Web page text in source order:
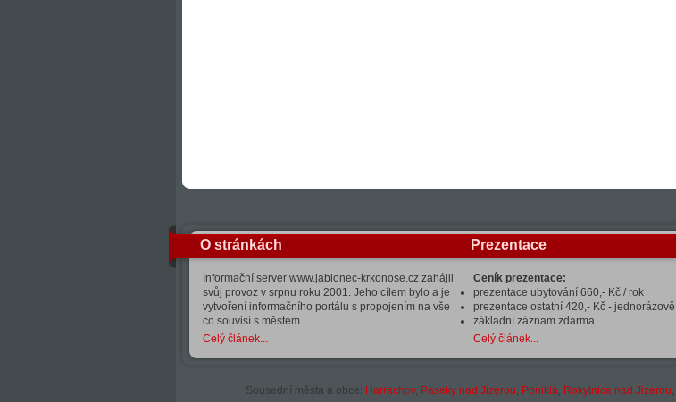
O stránkách
Informační server www.jablonec-krkonose.cz zahájil
svůj provoz v srpnu roku 2001. Jeho cílem bylo a je
vytvoření informačního portálu s propojením na vše
co souvisí s městem
Celý článek...
Prezentace
Ceník prezentace:
prezentace ubytování 660,- Kč / rok
prezentace ostatní 420,- Kč - jednorázově
základní záznam zdarma
Celý článek...
Sousední města a obce: Harrachov, Paseky nad Jizerou, Poniklá, Rokytnice nad Jizerou,